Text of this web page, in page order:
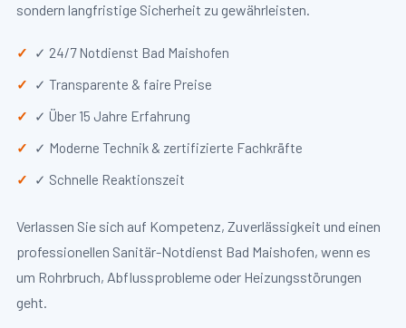
sondern langfristige Sicherheit zu gewährleisten.
✓ 24/7 Notdienst Bad Maishofen
✓ Transparente & faire Preise
✓ Über 15 Jahre Erfahrung
✓ Moderne Technik & zertifizierte Fachkräfte
✓ Schnelle Reaktionszeit
Verlassen Sie sich auf Kompetenz, Zuverlässigkeit und einen
professionellen Sanitär-Notdienst Bad Maishofen, wenn es
um Rohrbruch, Abflussprobleme oder Heizungsstörungen
geht.